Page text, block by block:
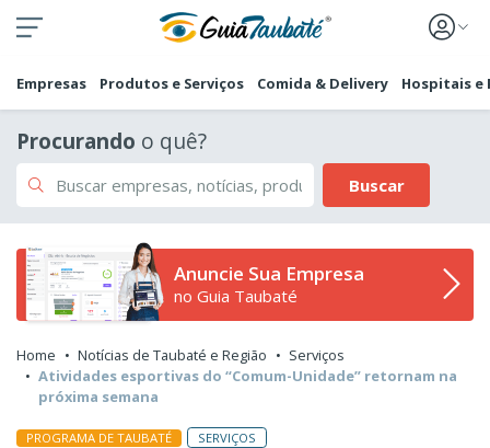
Empresas Produtos e Serviços Comida & Delivery Hospitais e
Procurando o quê?
Buscar
Anuncie Sua Empresa
no Guia Taubaté
Home Notícias de Taubaté e Região
Serviços
Atividades esportivas do “Comum-Unidade” retornam na
próxima semana
PROGRAMA DE TAUBATÉ SERVIÇOS